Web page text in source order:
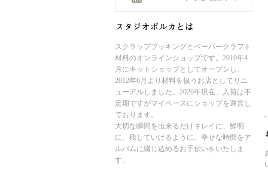
スクラップブッキングとペーパークラフト
材料のオンラインショップです。2010年4
月にキットショップとしてオープンし、
2012年6月より材料を扱うお店としてリニ
ューアルしました。2026年現在、入荷は不
定期ですがマイペースにショップを運営し
ております。
大切な瞬間を出来るだけキレイに、鮮明
に、残していけるように。幸せな時間をア
ルバムに綴じ込めるお手伝いをいたしま
す。